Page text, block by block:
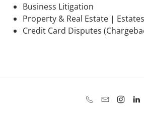
Business Litigation
Property & Real Estate | Estates
Credit Card Disputes